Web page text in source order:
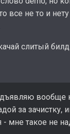
все не то и
слитый
за
- мне такое не